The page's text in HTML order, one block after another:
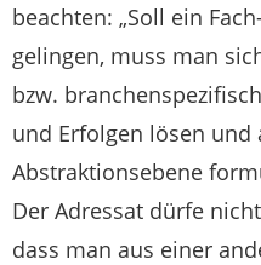
beachten: „Soll ein
gelingen, muss man
bzw.
und Erfolgen lösen und
Abstraktionsebene
Der Adressat dürfe
dass man aus einer